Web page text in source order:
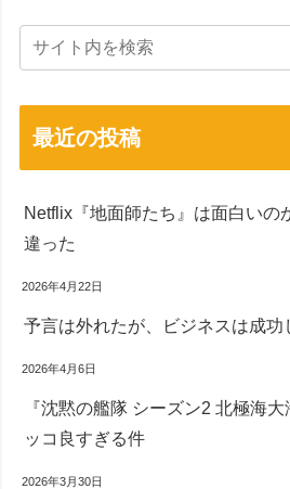
最近の投稿
Netflix『地面師たち』は面白いの
違った
2026年4月22日
予言は外れたが、ビジネスは成功
2026年4月6日
『沈黙の艦隊 シーズン2 北極海
ッコ良すぎる件
2026年3月30日